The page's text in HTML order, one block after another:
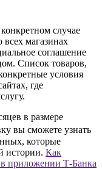
случае
всех магазинах
соглашение
Список товаров,
условия
где
в размере
вы сможете узнать
которые
истории. Как
в приложении Т‑Банка